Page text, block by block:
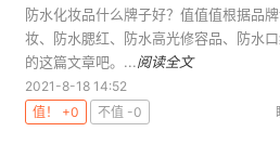
防水化妆品什么牌子好？值值值根据品
妆、防水腮红、防水高光修容品、防水
的这篇文章吧。...阅读全文
2021-8-18 14:52
值！ +0
不值 -0